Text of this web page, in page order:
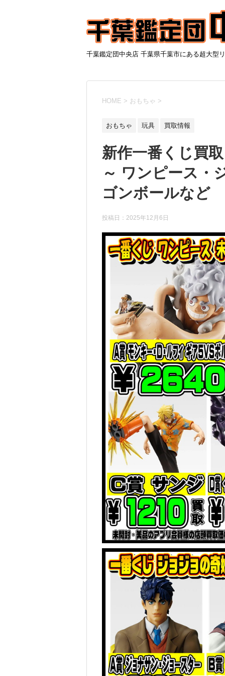
千葉鑑定団中央店 千葉県千葉市にある超大
HOME > おもちゃ >
おもちゃ 玩具 買取情報
新作一番くじ買
～ ワンピース・
ゴンボールなど
投稿日： 2025年12月6日